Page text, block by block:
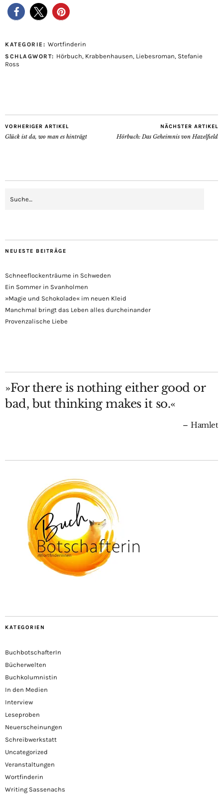
KATEGORIE: Wortfinderin
SCHLAGWORT: Hörbuch, Krabbenhausen, Liebesroman, Stefanie
Ross
VORHERIGER ARTIKEL
Glück ist da, wo man es hinträgt
NÄCHSTER ARTIKEL
Hörbuch: Das Geheimnis von Hazelfield
NEUESTE BEITRÄGE
Schneeflockenträume in Schweden
Ein Sommer in Svanholmen
»Magie und Schokolade« im neuen Kleid
Manchmal bringt das Leben alles durcheinander
Provenzalische Liebe
»For there is nothing either good or
bad, but thinking makes it so.«
Hamlet
KATEGORIEN
BuchbotschafterIn
Bücherwelten
Buchkolumnistin
In den Medien
Interview
Leseproben
Neuerscheinungen
Schreibwerkstatt
Uncategorized
Veranstaltungen
Wortfinderin
Writing Sassenachs